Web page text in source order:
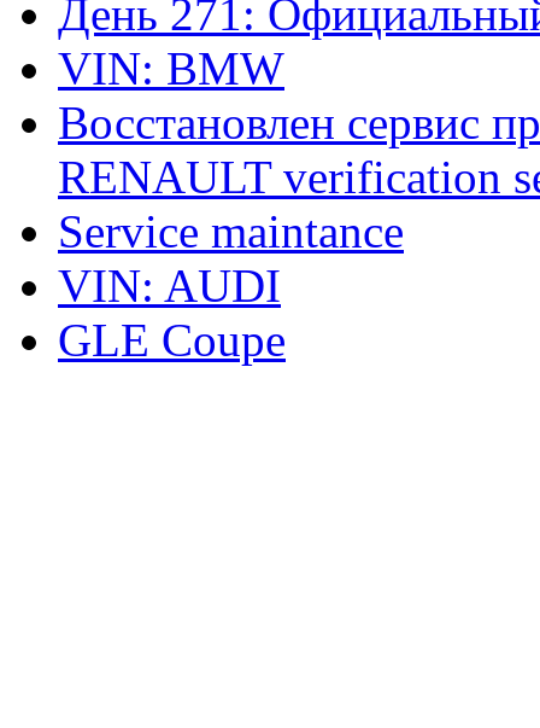
День 271:
VIN: BMW
Восстановлен сервис
RENAULT verification
Service maintance
VIN: AUDI
GLE Coupe